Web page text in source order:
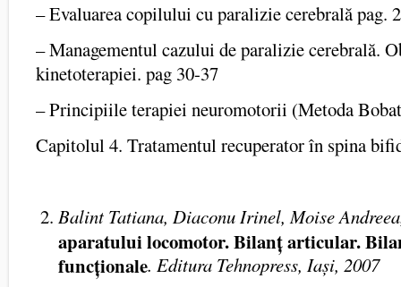
– Evaluarea copilului cu paralizie cerebrală pag.
– Managementul cazului de paralizie cerebrală.
kinetoterapiei. pag 30-37
– Principiile terapiei neuromotorii (Metoda
Capitolul 4. Tratamentul recuperator în spina
Balint Tatiana, Diaconu Irinel, Moise
aparatului locomotor. Bilanț articular.
funcționale. Editura Tehnopress, Iași, 2007